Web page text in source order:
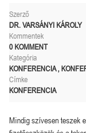
Szerző
DR. VARSÁNYI KÁROLY
Kommentek
0 KOMMENT
Kategória
KONFERENCIA,
Címke
KONFERENCIA
Mindig szívesen teszek